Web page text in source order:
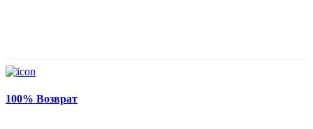
100% Возврат